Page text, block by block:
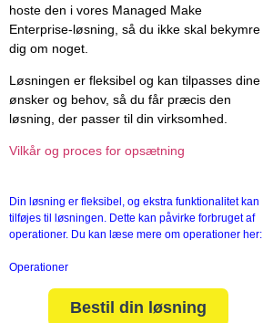
hoste den i vores Managed Make
Enterprise-løsning, så du ikke skal bekymre
dig om noget.
Løsningen er fleksibel og kan tilpasses dine
ønsker og behov, så du får præcis den
løsning, der passer til din virksomhed.
Vilkår og proces for opsætning
Din løsning er fleksibel, og ekstra funktionalitet kan
tilføjes til løsningen. Dette kan påvirke forbruget af
operationer. Du kan læse mere om operationer her:
Operationer
Bestil din løsning